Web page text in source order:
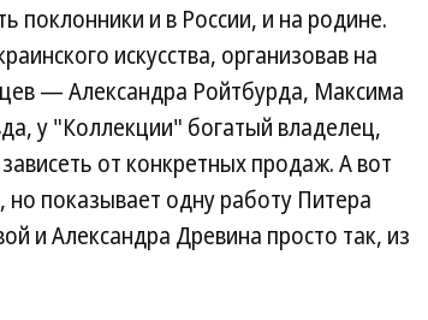
поклонники и в России, и на родине.
искусства, организовав на
— Александра Ройтбурда, Максима
у "Коллекции" богатый владелец,
от конкретных продаж. А вот
показывает одну работу Питера
и Александра Древина просто так, из